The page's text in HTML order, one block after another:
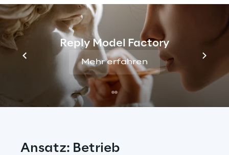
Reply Model Factory
Mehr erfahren
dualer Ansatz erforderlich ist: Je nach
Einsatzgebiet ist ein anderer
Sicherheitsansatz erforderlich. Aus diesem
Grund haben wir zwei verschiedene
Paradigmen entwickelt: Core und Pervasive
Ansatz: Betrieb